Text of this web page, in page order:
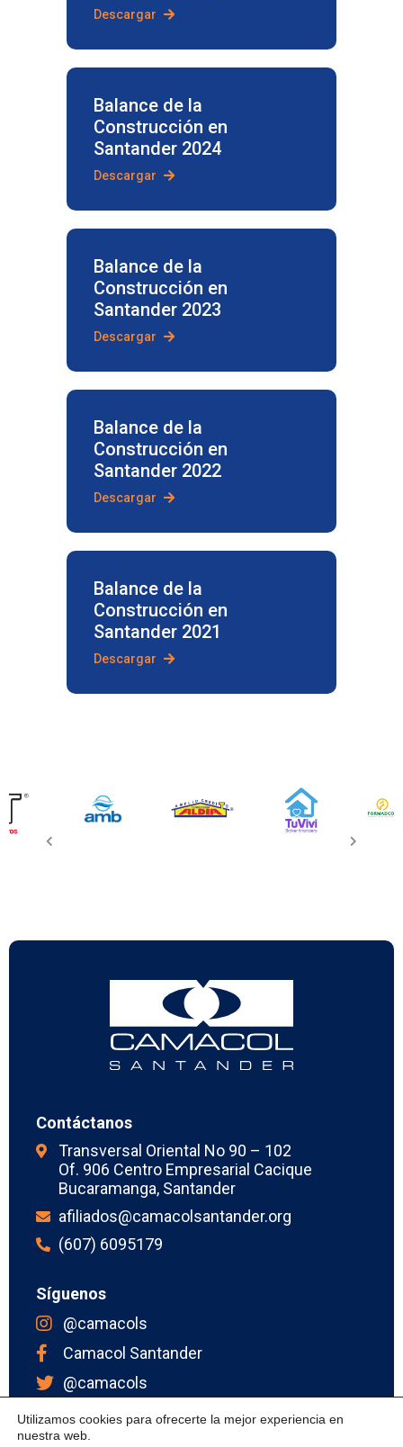
Descargar
Balance de la
Construcción en
Santander 2024
Descargar
Balance de la
Construcción en
Santander 2023
Descargar
Balance de la
Construcción en
Santander 2022
Descargar
Balance de la
Construcción en
Santander 2021
Descargar
Contáctanos
Transversal Oriental No 90 – 102
Of. 906 Centro Empresarial Cacique
Bucaramanga, Santander
afiliados@camacolsantander.org
(607) 6095179
Síguenos
@camacols
Camacol Santander
@camacols
Camacol Santander
Utilizamos cookies para ofrecerte la mejor experiencia en
nuestra web.